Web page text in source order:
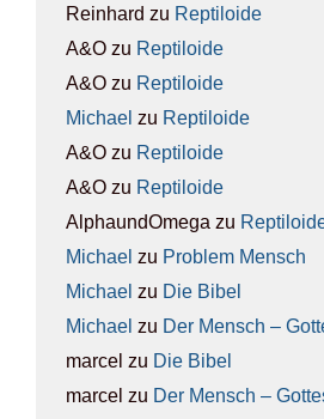
Reinhard zu Rep­ti­lo­ide
A&O zu Rep­ti­lo­ide
A&O zu Rep­ti­lo­ide
Michael zu Rep­ti­lo­ide
A&O zu Rep­ti­lo­ide
A&O zu Rep­ti­lo­ide
AlphaundOmega zu
Michael zu Pro­blem Mensch
Michael zu Die Bibel
Michael zu Der Mensch –
marcel zu Die Bibel
marcel zu Der Mensch –